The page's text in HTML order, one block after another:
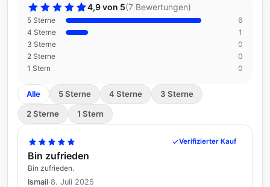
4,9 von 5(7 Bewertungen)
5 Sterne
6
4 Sterne
1
3 Sterne
0
2 Sterne
0
1 Stern
0
Alle 5 Sterne 4 Sterne 3 Sterne
2 Sterne 1 Stern
Verifizierter Kauf
Bin zufrieden
Bin zufrieden.
Ismail·8. Juli 2025